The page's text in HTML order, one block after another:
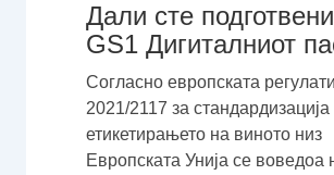
Дали сте
GS1 Дигиталниот
Согласно европската
2021/2117 за стандардизација
етикетирањето на виното низ
Европската Унија се воведоа